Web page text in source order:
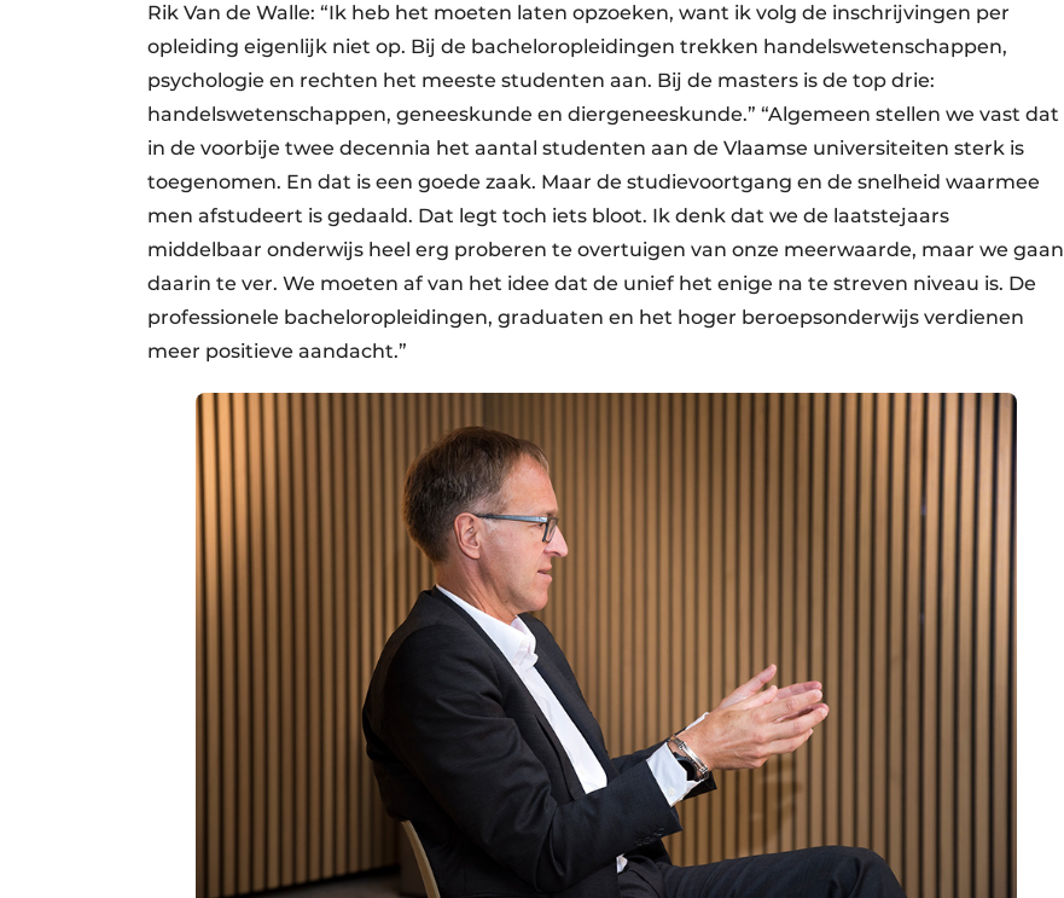
Rik Van de Walle: “Ik heb het moeten laten opzoeken, want ik volg de inschrijvingen per
opleiding eigenlijk niet op. Bij de bacheloropleidingen trekken handelswetenschappen,
psychologie en rechten het meeste studenten aan. Bij de masters is de top drie:
handelswetenschappen, geneeskunde en diergeneeskunde.” “Algemeen stellen we vast dat
in de voorbije twee decennia het aantal studenten aan de Vlaamse universiteiten sterk is
toegenomen. En dat is een goede zaak. Maar de studievoortgang en de snelheid waarmee
men afstudeert is gedaald. Dat legt toch iets bloot. Ik denk dat we de laatstejaars
middelbaar onderwijs heel erg proberen te overtuigen van onze meerwaarde, maar we gaan
daarin te ver. We moeten af van het idee dat de unief het enige na te streven niveau is. De
professionele bacheloropleidingen, graduaten en het hoger beroepsonderwijs verdienen
meer positieve aandacht.”